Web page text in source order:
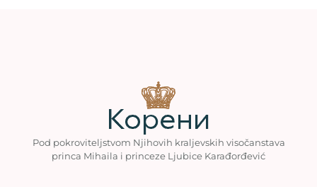
Pod pokroviteljstvom Njihovih kraljevskih visočanstava
princa Mihaila i princeze Ljubice Karađorđević